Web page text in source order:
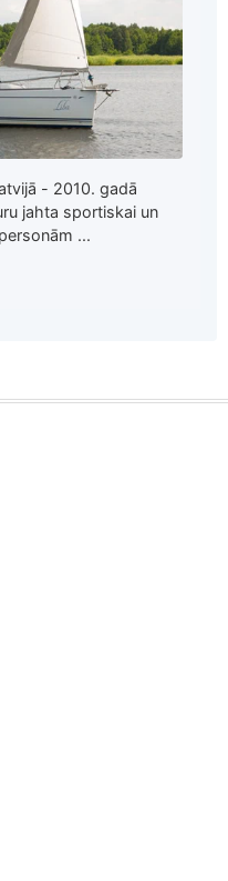
- 2010. gadā
jahta sportiskai un
...